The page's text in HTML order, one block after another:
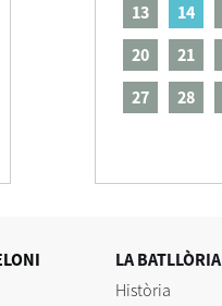
13
14
20
21
27
28
LA BATLLÒRIA
Història